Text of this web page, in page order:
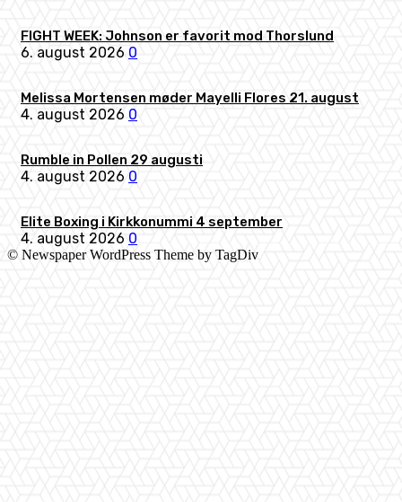
FIGHT WEEK: Johnson er favorit mod Thorslund
6. august 2026 0
Melissa Mortensen møder Mayelli Flores 21. august
4. august 2026 0
Rumble in Pollen 29 augusti
4. august 2026 0
Elite Boxing i Kirkkonummi 4 september
4. august 2026 0
© Newspaper WordPress Theme by TagDiv